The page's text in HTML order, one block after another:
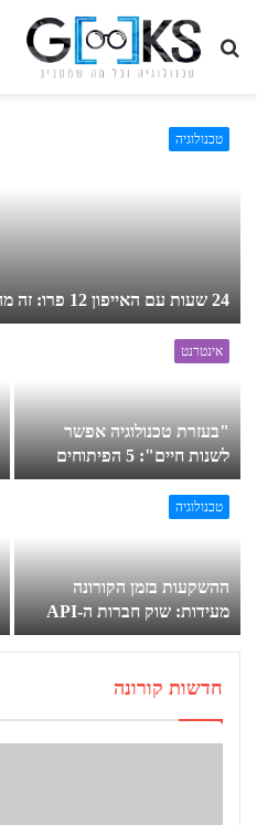
חיפוש
בגיקס...
טכנולוגיה
24 שעות עם האייפון 12 פרו: זה מה שחשבנו עליו
אינטרנט
"בעזרת טכנולוגיה אפשר
לשנות חיים": 5 הפיתוחים
שהוצגו בכנס המפתחים של
גוגל ופותחו בישראל
טכנולוגיה
ההשקעות בזמן הקורונה
מעידות: שוק חברות ה-API
נמצא בנסיקה
חדשות קורונה